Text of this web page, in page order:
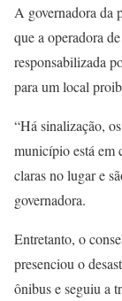
A governadora da
que a operadora
responsabilizada
para um local
“Há sinalização,
município está em
claras no lugar e
governadora.
Entretanto, o
presenciou o
ônibus e seguiu a